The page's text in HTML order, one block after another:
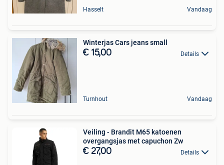
Hasselt Vandaag
Winterjas Cars jeans small
€ 15,00 Details
Turnhout Vandaag
Veiling - Brandit M65 katoenen
overgangsjas met capuchon Zw
€ 27,00 Details